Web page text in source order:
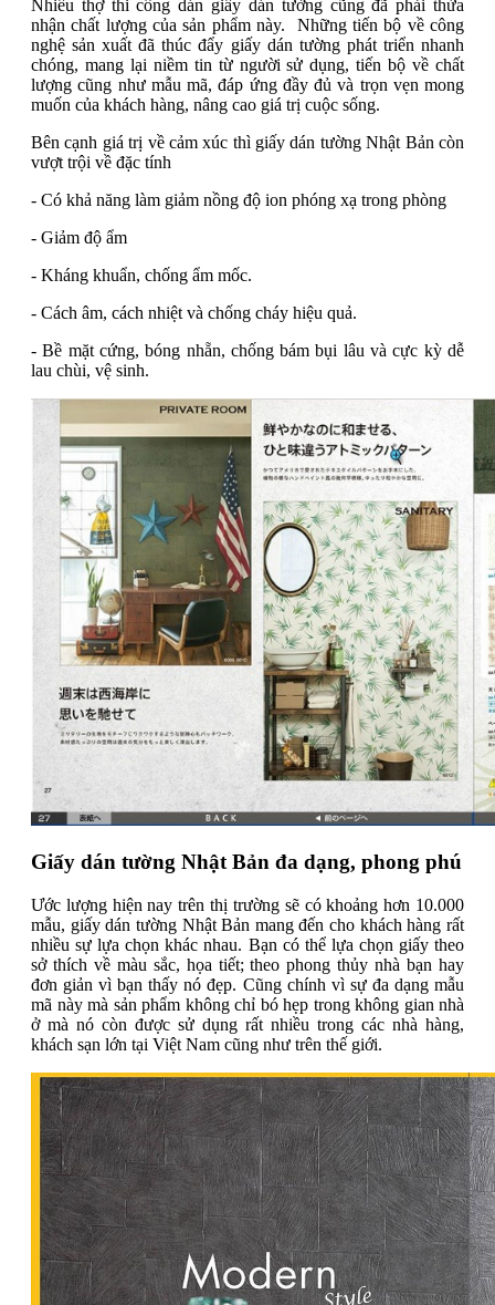
Nhiều thợ thi công dán giấy dán tường cũng đã phải thừa
nhận chất lượng của sản phẩm này. Những tiến bộ về công
nghệ sản xuất đã thúc đẩy giấy dán tường phát triển nhanh
chóng, mang lại niềm tin từ người sử dụng, tiến bộ về chất
lượng cũng như mẫu mã, đáp ứng đầy đủ và trọn vẹn mong
muốn của khách hàng, nâng cao giá trị cuộc sống.
Bên cạnh giá trị về cảm xúc thì giấy dán tường Nhật Bản còn
vượt trội về đặc tính
- Có khả năng làm giảm nồng độ ion phóng xạ trong phòng
- Giảm độ ẩm
- Kháng khuẩn, chống ẩm mốc.
- Cách âm, cách nhiệt và chống cháy hiệu quả.
- Bề mặt cứng, bóng nhẵn, chống bám bụi lâu và cực kỳ dễ
lau chùi, vệ sinh.
Giấy dán tường Nhật Bản đa dạng, phong phú
Ước lượng hiện nay trên thị trường sẽ có khoảng hơn 10.000
mẫu, giấy dán tường Nhật Bản mang đến cho khách hàng rất
nhiều sự lựa chọn khác nhau. Bạn có thể lựa chọn giấy theo
sở thích về màu sắc, họa tiết; theo phong thủy nhà bạn hay
đơn giản vì bạn thấy nó đẹp. Cũng chính vì sự đa dạng mẫu
mã này mà sản phẩm không chỉ bó hẹp trong không gian nhà
ở mà nó còn được sử dụng rất nhiều trong các nhà hàng,
khách sạn lớn tại Việt Nam cũng như trên thế giới.